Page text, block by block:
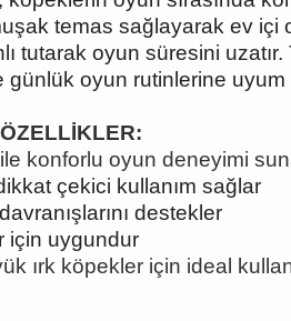
temas sağlayarak ev içi
tutarak oyun süresini
günlük oyun rutinlerine
konforlu oyun deneyimi
çekici kullanım sağlar
destekler
için uygundur
ırk köpekler için ideal